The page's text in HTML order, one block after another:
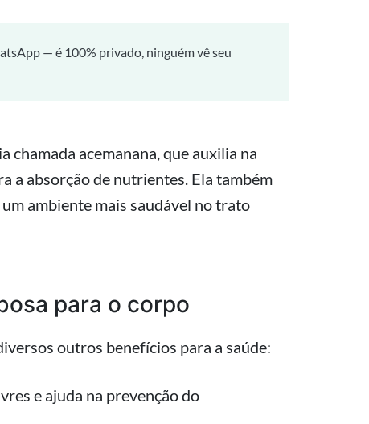
— é 100% privado, ninguém vê seu
chamada acemanana, que auxilia na
a absorção de nutrientes. Ela também
ambiente mais saudável no trato
para o corpo
outros benefícios para a saúde:
e ajuda na prevenção do